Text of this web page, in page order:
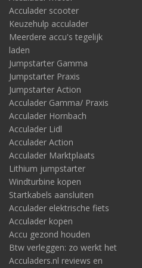
Acculader scooter
Keuzehulp acculader
Meerdere accu's tegelijk
laden
Jumpstarter Gamma
Jumpstarter Praxis
Jumpstarter Action
Acculader Gamma/ Praxis
Acculader Hornbach
Acculader Lidl
Acculader Action
Acculader Marktplaats
Lithium jumpstarter
Windturbine kopen
Startkabels aansluiten
Acculader elektrische fiets
Acculader kopen
Accu gezond houden
Btw verleggen: zo werkt het
Acculaders.nl reviews en